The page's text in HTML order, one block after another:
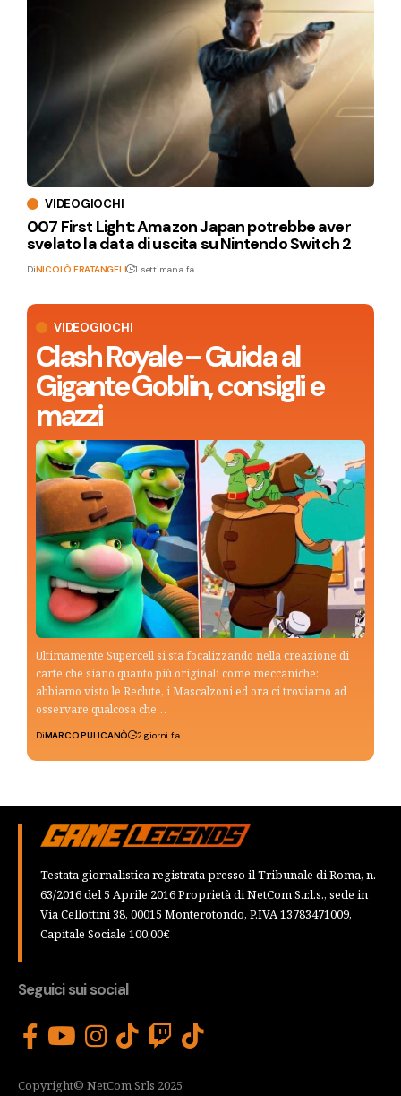
VIDEOGIOCHI
Clash Royale – Guida al
Gigante Goblin, consigli e
mazzi
Ultimamente Supercell si sta focalizzando nella creazione di
carte che siano quanto più originali come meccaniche:
abbiamo visto le Reclute, i Mascalzoni ed ora ci troviamo ad
osservare qualcosa che…
DiMARCO PULICANÒ 2 giorni fa
VIDEOGIOCHI
007 First Light: Amazon Japan potrebbe aver
svelato la data di uscita su Nintendo Switch 2
DiNICOLÒ FRATANGELI 1 settimana fa
Testata giornalistica registrata presso il Tribunale di Roma, n.
63/2016 del 5 Aprile 2016 Proprietà di NetCom S.r.l.s., sede in
Via Cellottini 38, 00015 Monterotondo, P.IVA 13783471009,
Capitale Sociale 100,00€
Seguici sui social
Copyright© NetCom Srls 2025